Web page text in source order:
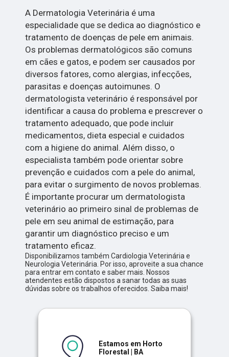
A Dermatologia Veterinária é uma
especialidade que se dedica ao diagnóstico e
tratamento de doenças de pele em animais.
Os problemas dermatológicos são comuns
em cães e gatos, e podem ser causados por
diversos fatores, como alergias, infecções,
parasitas e doenças autoimunes. O
dermatologista veterinário é responsável por
identificar a causa do problema e prescrever o
tratamento adequado, que pode incluir
medicamentos, dieta especial e cuidados
com a higiene do animal. Além disso, o
especialista também pode orientar sobre
prevenção e cuidados com a pele do animal,
para evitar o surgimento de novos problemas.
É importante procurar um dermatologista
veterinário ao primeiro sinal de problemas de
pele em seu animal de estimação, para
garantir um diagnóstico preciso e um
tratamento eficaz.
Disponibilizamos também Cardiologia Veterinária e
Neurologia Veterinária. Por isso, aproveite a sua chance
para entrar em contato e saber mais. Nossos
atendentes estão dispostos a sanar todas as suas
dúvidas sobre os trabalhos oferecidos. Saiba mais!
Estamos em Horto
Florestal | BA